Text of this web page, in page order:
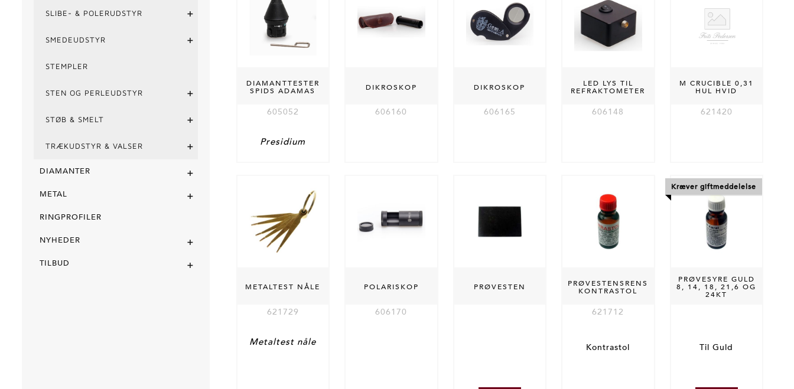
SLIBE- & POLERUDSTYR +
SMEDEUDSTYR +
STEMPLER
STEN OG PERLEUDSTYR +
STØB & SMELT +
TRÆKUDSTYR & VALSER +
DIAMANTER +
METAL +
RINGPROFILER
NYHEDER +
TILBUD +
DIAMANTTESTER
SPIDS ADAMAS
605052
Presidium
DIKROSKOP
606160
DIKROSKOP
606165
LED LYS TIL
REFRAKTOMETER
606148
M CRUCIBLE 0,31
HUL HVID
621420
METALTEST NÅLE
621729
Metaltest nåle
POLARISKOP
606170
PRØVESTEN
PRØVESTENSRENS
KONTRASTOL
621712
Kontrastol
Kræver giftmeddelelse
PRØVESYRE GULD
8, 14, 18, 21,6 OG
24KT
Til Guld